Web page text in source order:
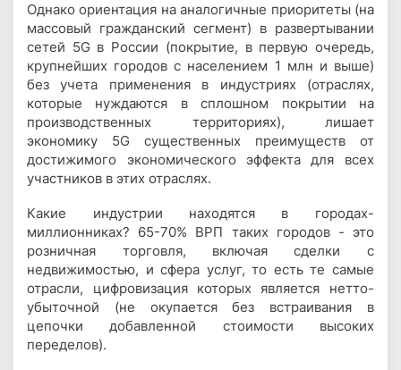
Однако ориентация на аналогичные приоритеты (на
массовый гражданский сегмент) в развертывании
сетей 5G в России (покрытие, в первую очередь,
крупнейших городов с населением 1 млн и выше)
без учета применения в индустриях (отраслях,
которые нуждаются в сплошном покрытии на
производственных территориях), лишает
экономику 5G существенных преимуществ от
достижимого экономического эффекта для всех
участников в этих отраслях.
Какие индустрии находятся в городах-
миллионниках? 65-70% ВРП таких городов - это
розничная торговля, включая сделки с
недвижимостью, и сфера услуг, то есть те самые
отрасли, цифровизация которых является нетто-
убыточной (не окупается без встраивания в
цепочки добавленной стоимости высоких
переделов).